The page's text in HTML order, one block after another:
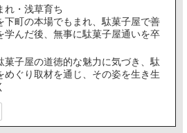
れ・浅草育ち
下町の本場でもまれ、駄菓子屋で善
学んだ後、無事に駄菓子屋通いを卒
菓子屋の道徳的な魅力に気づき、駄
めぐり取材を通じ、その姿を生き生